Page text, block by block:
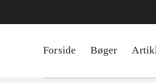
Forside Bøger